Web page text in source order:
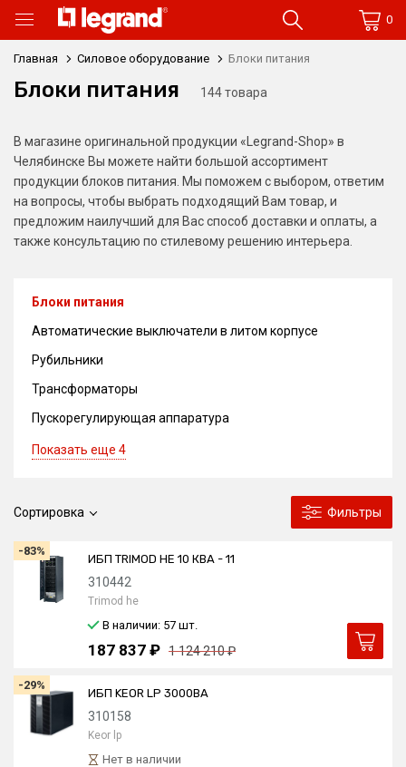
0
Главная Силовое оборудование Блоки питания
Блоки питания 144 товара
В магазине оригинальной продукции «Legrand-Shop» в
Челябинске Вы можете найти большой ассортимент
продукции блоков питания. Мы поможем с выбором, ответим
на вопросы, чтобы выбрать подходящий Вам товар, и
предложим наилучший для Вас способ доставки и оплаты, а
также консультацию по стилевому решению интерьера.
Сортировка Фильтры
-83%
ИБП TRIMOD HE 10 КВА - 11
310442
Trimod he
В наличии: 57 шт.
187 837 ₽ 1 124 210 ₽
-29%
ИБП KEOR LP 3000ВА
310158
Keor lp
Нет в наличии
Блоки питания
Автоматические выключатели в литом корпусе
Рубильники
Трансформаторы
Пускорегулирующая аппаратура
Показать еще 4